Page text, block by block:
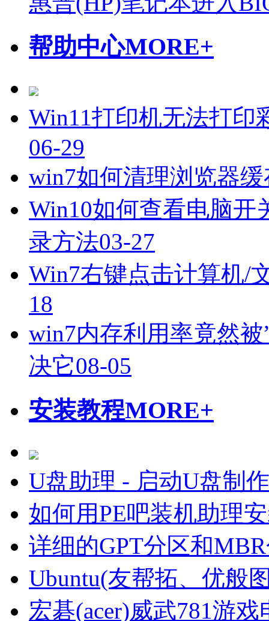
帮助中心MORE+
Win11打印机无法打印
06-29
win7如何清理浏览器
Win10如何查看电脑开
录方法03-27
Win7右键点击计算机/
18
win7内存利用率竟然
决它08-05
安装教程MORE+
U盘助理 - 启动U盘制
如何用PE吧装机助理
详细的GPT分区和
Ubuntu(友帮拓、优般
宏碁(acer)威武781游